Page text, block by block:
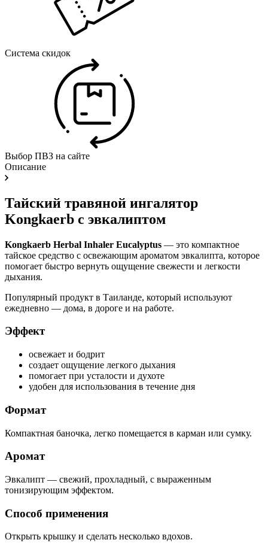
Система скидок
Выбор ПВЗ на сайте
Описание
Тайский травяной ингалятор
Kongkaerb с эвкалиптом
Kongkaerb Herbal Inhaler Eucalyptus — это компактное
тайское средство с освежающим ароматом эвкалипта, которое
помогает быстро вернуть ощущение свежести и легкости
дыхания.
Популярный продукт в Таиланде, который используют
ежедневно — дома, в дороге и на работе.
Эффект
освежает и бодрит
создает ощущение легкого дыхания
помогает при усталости и духоте
удобен для использования в течение дня
Формат
Компактная баночка, легко помещается в карман или сумку.
Аромат
Эвкалипт — свежий, прохладный, с выраженным
тонизирующим эффектом.
Способ применения
Открыть крышку и сделать несколько вдохов.